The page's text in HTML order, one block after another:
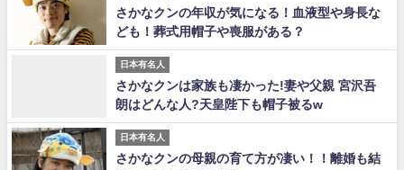
さかなクンの年収が気になる！血液型や身長な
ども！葬式用帽子や喪服がある？
日本有名人
さかなクンは家族も凄かった!妻や父親 宮沢吾
朗はどんな人?天皇陛下も帽子被るw
日本有名人
さかなクンの母親の育て方が凄い！！離婚も結